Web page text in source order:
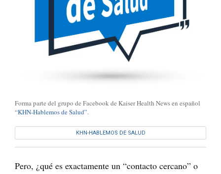
Forma parte del grupo de Facebook de Kaiser Health News en español
“KHN-Hablemos de Salud”.
KHN-HABLEMOS DE SALUD
Pero, ¿qué es exactamente un “contacto cercano” o